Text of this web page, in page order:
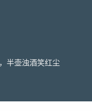
半壶浊酒笑红尘